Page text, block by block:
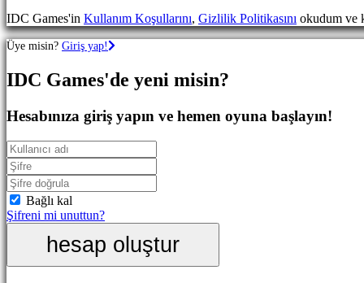
Spor
Oyunları
Nişancı
Yarış
Gündelik
oyunlar
Indie
oyunları
oyunları
Bulmaca
oyunları
oyunları
Demolar
IDC Games'in Kullanım Koşullarını, Gizlilik Politikasını okudum ve
Üye misin? Giriş yap!
IDC Games'de yeni misin?
Hesabınıza giriş yapın ve hemen oyuna başlayın!
Bağlı kal
Şifreni mi unuttun?
hesap oluştur